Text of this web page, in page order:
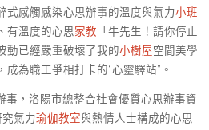
式感觸感染心思辦事的溫度與氣力小班
有溫度的心思家教 「牛先生！請你停止
動已經嚴重破壞了我的小樹屋空間美學
成為職工爭相打卡的“心靈驛站”。
事，洛陽市總整合社會優質心思辦事資
氣力瑜伽教室與熱情人士構成的心思